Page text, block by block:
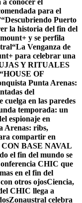
conocer el
para el
“Descubriendo Puerto
la historia del fin del
y se perfila
“La Venganza de
para celebrar una
Y RITUALES
OF
Punta Arenas:
del
cuelga en las paredes
temporada: un
espionaje en
Arenas: ribs,
compartir en
BASE NAVAL
el fin del mundo se
CHIC que
en el fin del
otros ojosCiencia,
CHIC llega a
Zonaustral celebra